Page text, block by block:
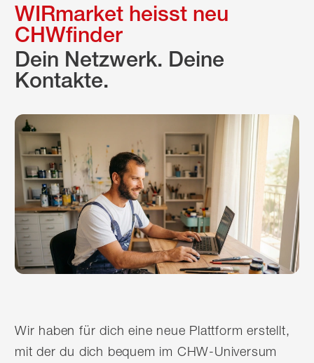
WIRmarket heisst neu
CHWfinder
Dein Netzwerk. Deine
Kontakte.
Wir haben für dich eine neue Plattform erstellt,
mit der du dich bequem im CHW-Universum